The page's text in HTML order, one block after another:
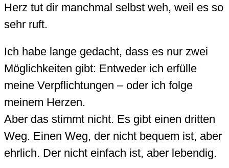
Herz tut dir manchmal selbst weh, weil es so
sehr ruft.
Ich habe lange gedacht, dass es nur zwei
Möglichkeiten gibt: Entweder ich erfülle
meine Verpflichtungen – oder ich folge
meinem Herzen.
Aber das stimmt nicht. Es gibt einen dritten
Weg. Einen Weg, der nicht bequem ist, aber
ehrlich. Der nicht einfach ist, aber lebendig.